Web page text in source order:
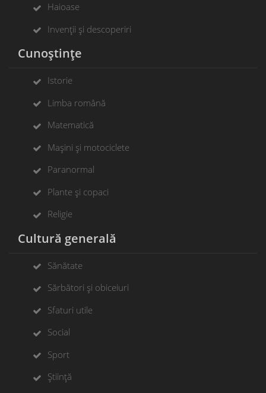
Haioase
Invenții și descoperiri
Cunoștințe
Istorie
Limba română
Matematică
Mașini și motociclete
Paranormal
Plante și copaci
Religie
Cultură generală
Sănătate
Sărbători și obiceiuri
Sfaturi utile
Social
Sport
Știință